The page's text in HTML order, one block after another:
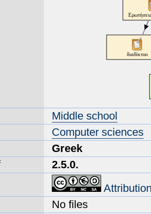
Middle school
Computer sciences
Greek
2.5.0.
No files